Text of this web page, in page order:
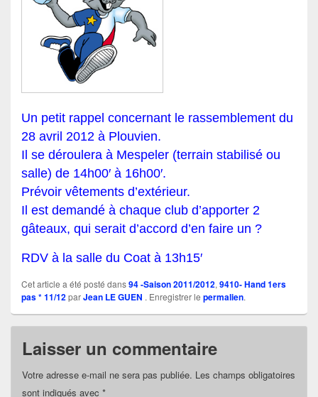
Un petit rappel concernant le rassemblement du
28 avril 2012 à Plouvien.
Il se déroulera à Mespeler (terrain stabilisé ou
salle) de 14h00′ à 16h00′.
Prévoir vêtements d’extérieur.
Il est demandé à chaque club d’apporter 2
gâteaux, qui serait d’accord d’en faire un ?
RDV à la salle du Coat à 13h15′
Cet article a été posté dans94 -Saison 2011/2012,9410- Hand 1ers
pas * 11/12parJean LE GUEN . Enregistrer le permalien.
Laisser un commentaire
Votre adresse e-mail ne sera pas publiée. Les champs obligatoires
sont indiqués avec *